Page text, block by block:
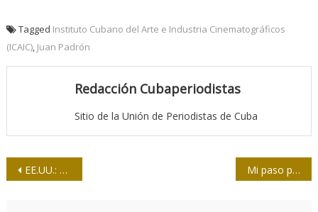
Tagged Instituto Cubano del Arte e Industria Cinematográficos
(ICAIC), Juan Padrón
Redacción Cubaperiodistas
Sitio de la Unión de Periodistas de Cuba
Navegación
EE.UU.: vientos y tempestades Mi paso por Granma…